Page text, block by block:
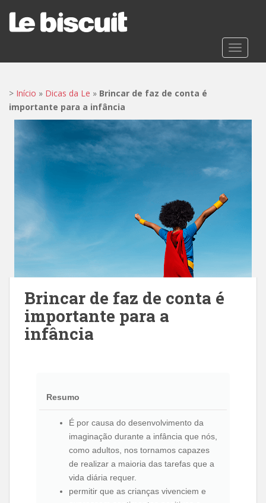
t
> Início » Dicas da Le » Brincar de faz de conta é
importante para a infância
Brincar de faz de conta é
importante para a
infância
Resumo
É por causa do desenvolvimento da
imaginação durante a infância que nós,
como adultos, nos tornamos capazes
de realizar a maioria das tarefas que a
vida diária requer.
permitir que as crianças vivenciem e